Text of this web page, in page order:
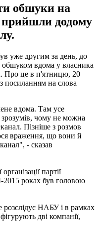
обшуки на
прийшли додому
уже другим за день, до
вдома у власника
Про це в п'ятницю, 20
з посиланням на слова
вдома. Там усе
чому не можна
Пізніше з розмов
враження, що вони й
- сказав
партії
2015 роках був головою
НАБУ і в рамках
дві компанії,